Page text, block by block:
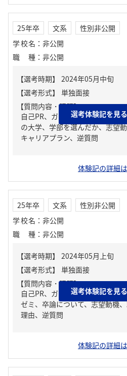
25年卒 文系
性別非公開
学校名 ： 非公開
職種 ： 非公開
【質問内容・課題】
自己PR、ガクチカ（学生時代に
の大学、学部を選んだか、志望
キャリアプラン、逆質問
選考体験記を見る
体験記の詳細
25年卒 文系
性別非公開
学校名 ： 非公開
職種 ： 非公開
【質問内容・課題】
自己PR、ガクチカ（学生時代に
ゼミ、卒論について、志望動機
理由、逆質問
選考体験記を見る
体験記の詳細